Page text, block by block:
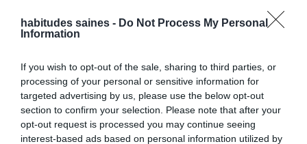
habitudes saines - Do Not Process My Personal
Information
If you wish to opt-out of the sale, sharing to third parties, or
processing of your personal or sensitive information for
targeted advertising by us, please use the below opt-out
section to confirm your selection. Please note that after your
opt-out request is processed you may continue seeing
interest-based ads based on personal information utilized by